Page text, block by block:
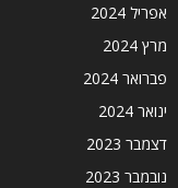
אפריל 2024
מרץ 2024
פברואר 2024
ינואר 2024
דצמבר 2023
נובמבר 2023